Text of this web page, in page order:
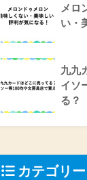
メロ
い・
九九
イソ
る？
カテゴリー